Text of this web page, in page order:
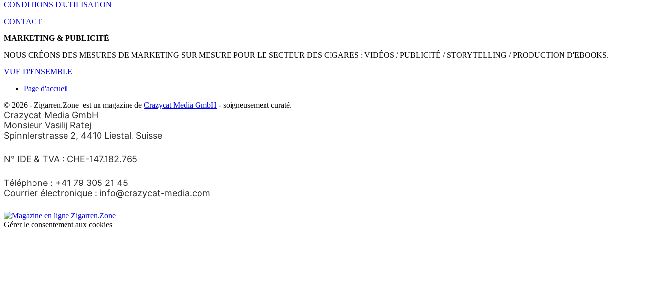
CONDITIONS D'UTILISATION
CONTACT
MARKETING & PUBLICITÉ
NOUS CRÉONS DES MESURES DE MARKETING SUR MESURE POUR LE SECTEUR DES CIGARES : VIDÉOS / PUBLICITÉ / STORYTELLING / PRODUCTION D'EBOOKS.
VUE D'ENSEMBLE
Page d'accueil
© 2026 - Zigarren.Zone est un magazine de Crazycat Media GmbH - soigneusement curaté.
Crazycat Media GmbH
Monsieur Vasilij Ratej
Spinnlerstrasse 2, 4410 Liestal, Suisse
N° IDE & TVA : CHE-147.182.765
Téléphone : +41 79 305 21 45
Courrier électronique : info@crazycat-media.com
Gérer le consentement aux cookies